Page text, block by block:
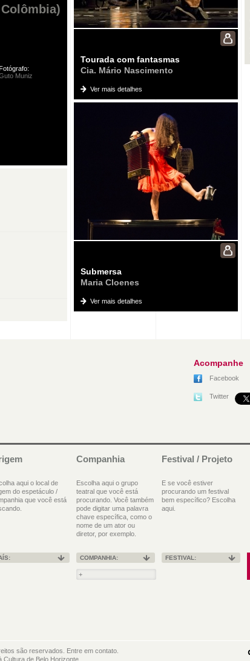
Muniz
Tourada com fantasmas
Cia. Mário Nascimento
Ver mais detalhes
Submersa
Maria Cloenes
Ver mais detalhes
Acompanhe
Facebook
Twitter
aqui o local de
do espetáculo /
que você está
Companhia
Escolha aqui o grupo
teatral que você está
procurando. Você também
pode digitar uma palavra
chave específica, como o
nome de um ator ou
diretor, por exemplo.
Festival / Projeto
E se você estiver
procurando um festival
bem específico? Escolha
aqui.
COMPANHIA: FESTIVAL:
são reservados. Entre em contato.
de Belo Horizonte.